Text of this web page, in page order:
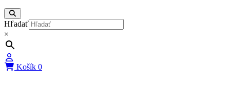
Hľadať
×
Košík 0